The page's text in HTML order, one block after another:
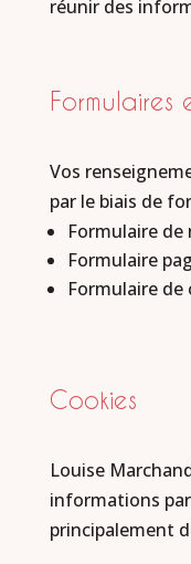
réunir des
Formulaires
Vos
par le biais de
Formulaire de
Formulaire
Formulaire
Cookies
Louise
informations par
principalement